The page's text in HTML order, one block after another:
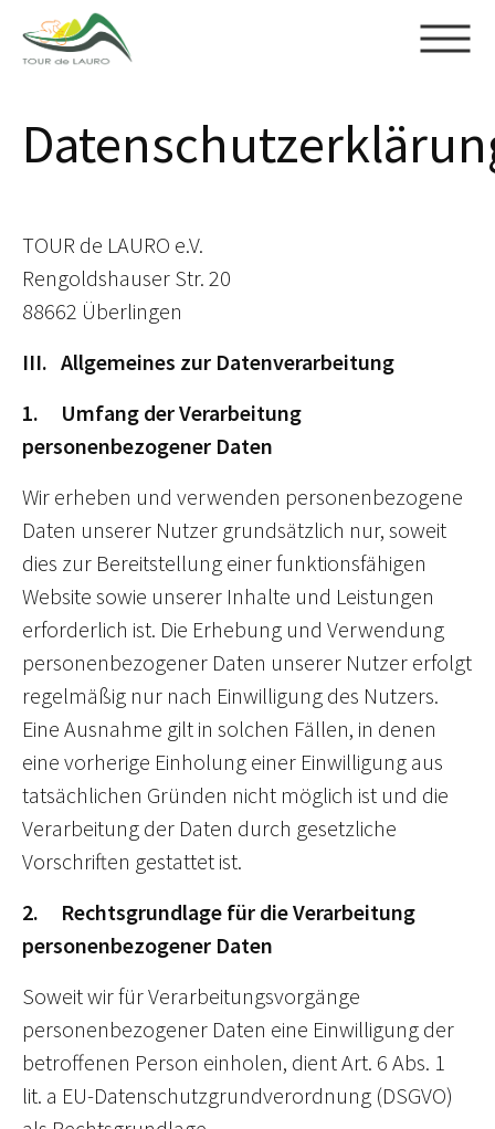
TOUR de LAURO e.V.
Rengoldshauser Str. 20
88662 Überlingen
III. Allgemeines zur Datenverarbeitung
1. Umfang der Verarbeitung
personenbezogener Daten
Wir erheben und verwenden personenbezogene
Daten unserer Nutzer grundsätzlich nur, soweit
dies zur Bereitstellung einer funktionsfähigen
Website sowie unserer Inhalte und Leistungen
erforderlich ist. Die Erhebung und Verwendung
personenbezogener Daten unserer Nutzer erfolgt
regelmäßig nur nach Einwilligung des Nutzers.
Eine Ausnahme gilt in solchen Fällen, in denen
eine vorherige Einholung einer Einwilligung aus
tatsächlichen Gründen nicht möglich ist und die
Verarbeitung der Daten durch gesetzliche
Vorschriften gestattet ist.
2. Rechtsgrundlage für die Verarbeitung
personenbezogener Daten
Soweit wir für Verarbeitungsvorgänge
personenbezogener Daten eine Einwilligung der
betroffenen Person einholen, dient Art. 6 Abs. 1
lit. a EU-Datenschutzgrundverordnung (DSGVO)